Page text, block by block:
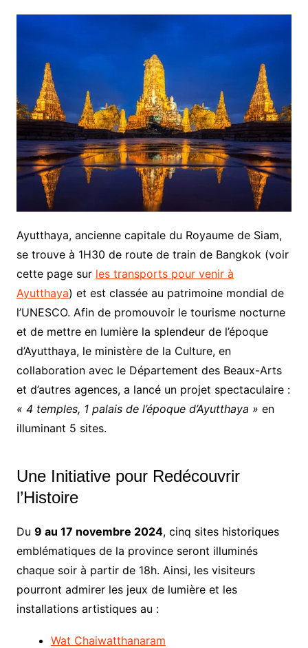
Ayutthaya, ancienne capitale du Royaume de Siam,
se trouve à 1H30 de route de train de Bangkok (voir
cette page sur les transports pour venir à
Ayutthaya) et est classée au patrimoine mondial de
l’UNESCO. Afin de promouvoir le tourisme nocturne
et de mettre en lumière la splendeur de l’époque
d’Ayutthaya, le ministère de la Culture, en
collaboration avec le Département des Beaux-Arts
et d’autres agences, a lancé un projet spectaculaire :
« 4 temples, 1 palais de l’époque d’Ayutthaya » en
illuminant 5 sites.
Une Initiative pour Redécouvrir
l’Histoire
Du 9 au 17 novembre 2024, cinq sites historiques
emblématiques de la province seront illuminés
chaque soir à partir de 18h. Ainsi, les visiteurs
pourront admirer les jeux de lumière et les
installations artistiques au :
Wat Chaiwatthanaram